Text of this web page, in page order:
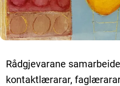
Rådgjevarane
kontaktlærarar,